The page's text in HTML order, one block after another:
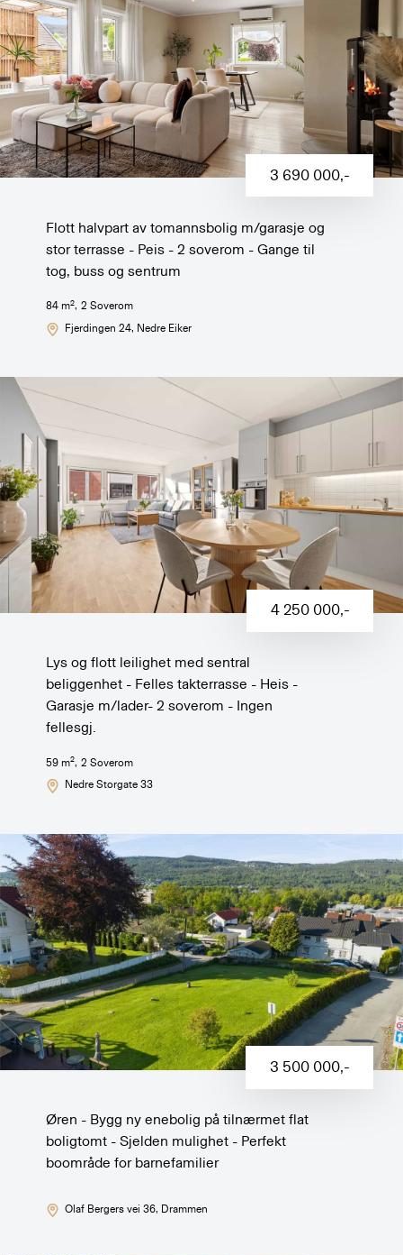
3 690 000,-
Flott halvpart av tomannsbolig m/garasje og
stor terrasse - Peis - 2 soverom - Gange til
tog, buss og sentrum
84 m2, 2 Soverom
Fjerdingen 24, Nedre Eiker
4 250 000,-
Lys og flott leilighet med sentral
beliggenhet - Felles takterrasse - Heis -
Garasje m/lader- 2 soverom - Ingen
fellesgj.
59 m2, 2 Soverom
Nedre Storgate 33
3 500 000,-
Øren - Bygg ny enebolig på tilnærmet flat
boligtomt - Sjelden mulighet - Perfekt
boområde for barnefamilier
Olaf Bergers vei 36, Drammen